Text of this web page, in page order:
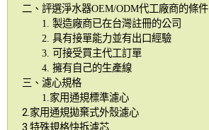
二、評選淨水器OEM/ODM代工廠商的條件
1. 製造廠商已在台灣註冊的公司
2. 具有接單能力並有出口經驗
3. 可接受買主代工訂單
4. 擁有自己的生產線
三、濾心規格
1.家用通規標準濾心
2.家用通規拋棄式外殼濾心
3.特殊規格快拆濾芯